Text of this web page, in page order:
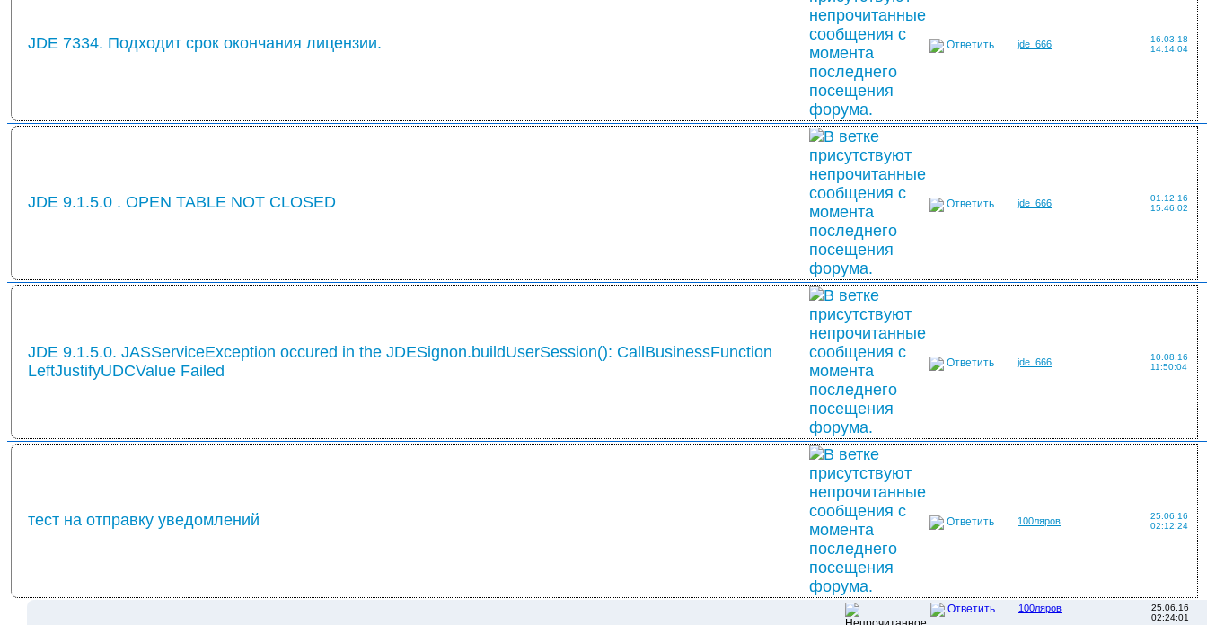
JDE 7334. Подходит срок окончания лицензии. Ответить jde_666
16.03.18
14:14:04
JDE 9.1.5.0 . OPEN TABLE NOT CLOSED Ответить jde_666
01.12.16
15:46:02
JDE 9.1.5.0. JASServiceException occured in the JDESignon.buildUserSession(): CallBusinessFunction
LeftJustifyUDCValue Failed
Ответить jde_666
10.08.16
11:50:04
тест на отправку уведомлений Ответить 100ляров
25.06.16
02:12:24
Ответить 100ляров
25.06.16
02:24:01